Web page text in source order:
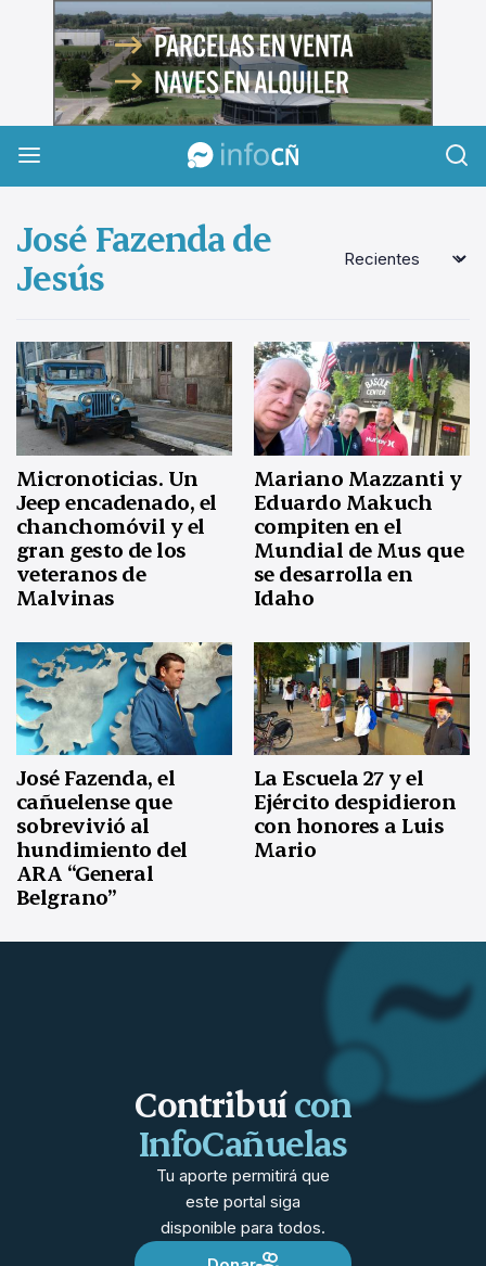
InfoCañuelas
José Fazenda de
Jesús
Micronoticias. Un
Jeep encadenado, el
chanchomóvil y el
gran gesto de los
veteranos de
Malvinas
Mariano Mazzanti y
Eduardo Makuch
compiten en el
Mundial de Mus que
se desarrolla en
Idaho
José Fazenda, el
cañuelense que
sobrevivió al
hundimiento del
ARA “General
Belgrano”
La Escuela 27 y el
Ejército despidieron
con honores a Luis
Mario
Contribuícon
InfoCañuelas
Tu aporte permitirá que
este portal siga
disponible para todos.